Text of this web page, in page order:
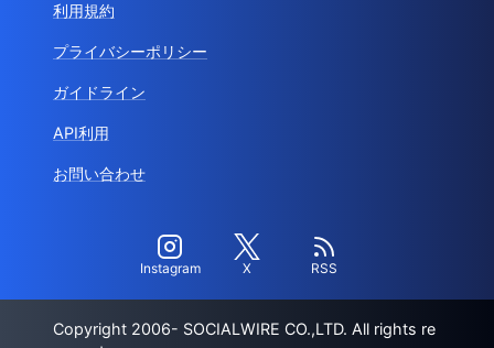
利用規約
プライバシーポリシー
ガイドライン
API利用
お問い合わせ
Instagram X RSS
Copyright 2006- SOCIALWIRE CO.,LTD. All rights re